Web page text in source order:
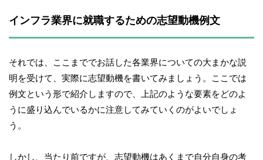
インフラ業界に就職するための志望動機例文
それでは、ここまででお話した各業界についての大まかな説
明を受けて、実際に志望動機を書いてみましょう。ここでは
例文という形で紹介しますので、上記のような要素をどのよ
うに盛り込んでいるかに注意してみていくのがよいでしょ
う。
しかし、当たり前ですが、志望動機はあくまで自分自身の考